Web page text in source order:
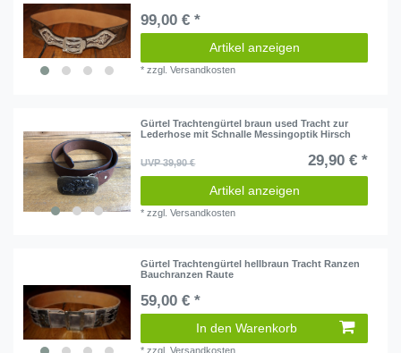
99,00 € *
Artikel anzeigen
*zzgl.Versandkosten
Gürtel Trachtengürtel braun used Tracht zur
Lederhose mit Schnalle Messingoptik Hirsch
UVP 39,90 € 29,90 € *
Artikel anzeigen
*zzgl.Versandkosten
Gürtel Trachtengürtel hellbraun Tracht Ranzen
Bauchranzen Raute
59,00 € *
In den Warenkorb
*zzgl.Versandkosten